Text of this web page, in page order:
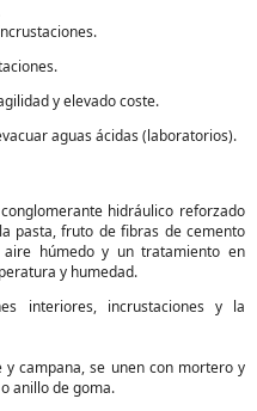
y elevado coste.
aguas ácidas (laboratorios).
hidráulico reforzado
pasta, fruto de fibras de cemento
húmedo y un tratamiento en
y humedad.
interiores, incrustaciones y la
campana, se unen con mortero y
anillo de goma.